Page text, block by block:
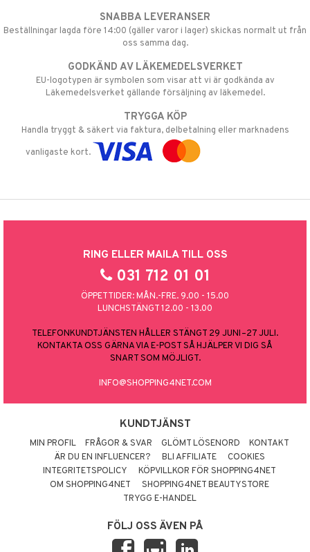
SNABBA LEVERANSER
Beställningar lagda före 14:00 (gäller varor i lager) skickas normalt ut från
oss samma dag.
GODKÄND AV LÄKEMEDELSVERKET
EU-logotypen är symbolen som visar att vi är godkända av
Läkemedelsverket gällande försäljning av läkemedel.
TRYGGA KÖP
Handla tryggt & säkert via faktura, delbetalning eller marknadens
vanligaste kort.
RING ELLER MAILA TILL OSS
031 712 01 01
ÖPPETTIDER: MÅN.-FRE. 9.00 - 15.00
LUNCHSTÄNGT 12.00 - 13.00
TELEFONKUNDTJÄNSTEN HÅLLER STÄNGT 29 JUNI–27 JULI.
KONTAKTA OSS GÄRNA VIA E-POST SÅ HJÄLPER VI DIG SÅ
SNART SOM MÖJLIGT.
INFO@SHOPPING4NET.COM
KUNDTJÄNST
MIN PROFIL FRÅGOR & SVAR GLÖMT LÖSENORD
KONTAKT
ÄR DU EN INFLUENCER?
BLI AFFILIATE
COOKIES
INTEGRITETSPOLICY
KÖPVILLKOR FÖR SHOPPING4NET
OM SHOPPING4NET
SHOPPING4NET BEAUTYSTORE
TRYGG E-HANDEL
FÖLJ OSS ÄVEN PÅ